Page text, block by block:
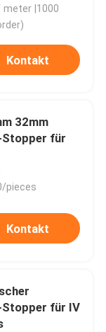
meter |1000
Kontakt
32mm
für
pieces
Kontakt
für IV